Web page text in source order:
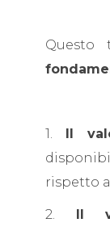
Questo
1. Il
rispetto
2. Il